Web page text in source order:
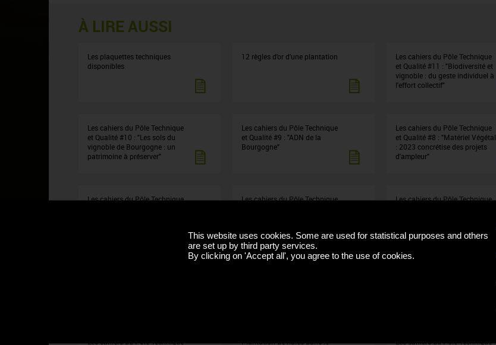
À LIRE AUSSI
Les plaquettes techniques
disponibles
12 règles d'or d'une plantation
Les cahiers du Pôle Technique
et Qualité #11 : "Biodiversité et
vignoble : du geste individuel à
l'effort collectif"
Les cahiers du Pôle Technique
et Qualité #10 : "Les sols du
vignoble de Bourgogne : un
patrimoine à préserver"
Les cahiers du Pôle Technique
et Qualité #9 : "ADN de la
Bourgogne"
Les cahiers du Pôle Technique
et Qualité #8 : "Matériel Végétal
: 2023 concrétise des projets
d'ampleur"
Les cahiers du Pôle Technique
Les cahiers du Pôle Technique
vitivinicole"
Les cahiers du Pôle Technique
Les cahiers du Pôle Technique
Plantation de haies dans le
Les cahiers du Pôle Technique
This website uses cookies. Some are used for statistical purposes and others
are set up by third party services.
By clicking on 'Accept all', you agree to the use of cookies.